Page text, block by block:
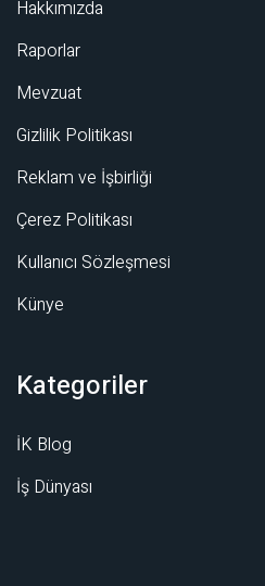
Hakkımızda
Raporlar
Mevzuat
Gizlilik Politikası
Reklam ve İşbirliği
Çerez Politikası
Kullanıcı Sözleşmesi
Künye
Kategoriler
İK Blog
İş Dünyası